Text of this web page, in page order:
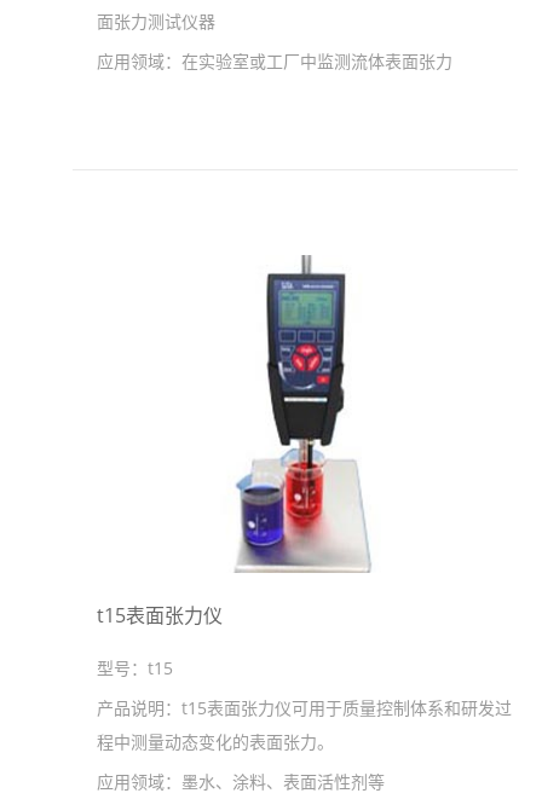
面张力测试仪器
应用领域： 在实验室或工厂中监测流体表面张力
t15表面张力仪
型号： t15
产品说明： t15表面张力仪可用于质量控制体系和研发过
程中测量动态变化的表面张力。
应用领域： 墨水、涂料、表面活性剂等